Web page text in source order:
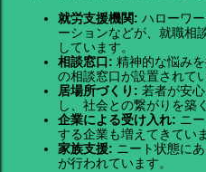
就労支援機関: ハローワ
ーションなどが、就職相
しています。
相談窓口: 精神的な悩み
の相談窓口が設置されて
居場所づくり: 若者が安
し、社会との繋がりを築
企業による受け入れ: ニ
する企業も増えてきてい
家族支援: ニート状態に
が行われています。